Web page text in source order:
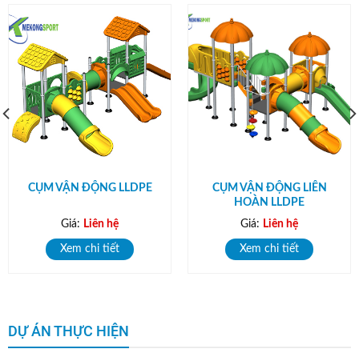
CỤM VẬN ĐỘNG LLDPE
Giá: Liên hệ
Xem chi tiết
CỤM VẬN ĐỘNG LIÊN
HOÀN LLDPE
Giá: Liên hệ
Xem chi tiết
DỰ ÁN THỰC HIỆN